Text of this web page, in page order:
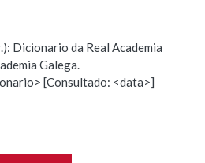
Dicionario da Real Academia
Galega.
[Consultado: <data>]